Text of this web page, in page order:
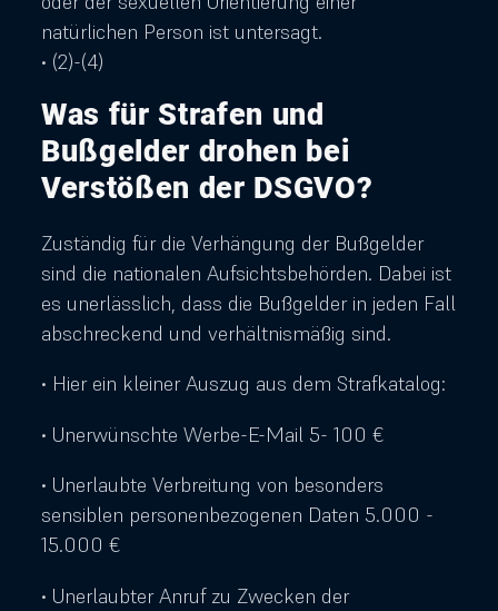
natürlichen Person ist untersagt.
• (2)-(4)
Was für Strafen und
Bußgelder drohen bei
Verstößen der DSGVO?
Zuständig für die Verhängung der Bußgelder
sind die nationalen Aufsichtsbehörden. Dabei ist
es unerlässlich, dass die Bußgelder in jeden Fall
abschreckend und verhältnismäßig sind.
• Hier ein kleiner Auszug aus dem Strafkatalog:
• Unerwünschte Werbe-E-Mail 5- 100 €
• Unerlaubte Verbreitung von besonders
sensiblen personenbezogenen Daten 5.000 -
15.000 €
• Unerlaubter Anruf zu Zwecken der